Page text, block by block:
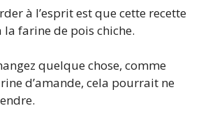
à l’esprit est que cette recette
la farine de pois chiche.
quelque chose, comme
d’amande, cela pourrait ne